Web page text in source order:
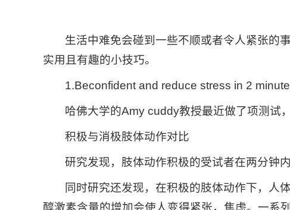
生活中难免会碰到一些不顺或者令人紧张的
实用且有趣的小技巧。
1.Beconfident and reduce stress in 2
哈佛大学的Amy cuddy教授最近做了项测试
积极与消极肢体动作对比
研究发现，肢体动作积极的受试者在两分钟
同时研究还发现，在积极的肢体动作下，人
醇激素含量的增加会使人变得紧张，焦虑。一系